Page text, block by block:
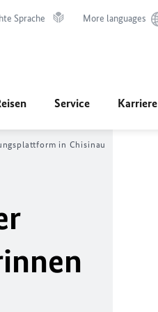
Sprache More languages
Service Karriere
in Chisinau